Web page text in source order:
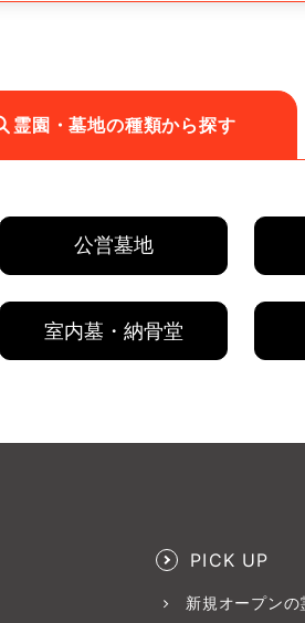
霊園・墓地の種類から探す
公営墓地
室内墓・納骨堂
PICK UP
新規オープンの